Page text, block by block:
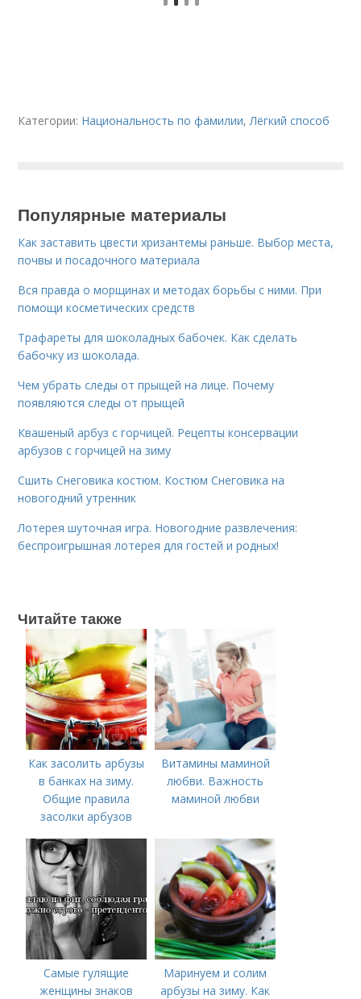
Категории: Национальность по фамилии, Лёгкий способ
Популярные материалы
Как заставить цвести хризантемы раньше. Выбор места,
почвы и посадочного материала
Вся правда о морщинах и методах борьбы с ними. При
помощи косметических средств
Трафареты для шоколадных бабочек. Как сделать
бабочку из шоколада.
Чем убрать следы от прыщей на лице. Почему
появляются следы от прыщей
Квашеный арбуз с горчицей. Рецепты консервации
арбузов с горчицей на зиму
Сшить Снеговика костюм. Костюм Снеговика на
новогодний утренник
Лотерея шуточная игра. Новогодние развлечения:
беспроигрышная лотерея для гостей и родных!
Читайте также
Как засолить арбузы
в банках на зиму.
Общие правила
засолки арбузов
Витамины маминой
любви. Важность
маминой любви
Самые гулящие
женщины знаков
Маринуем и солим
арбузы на зиму. Как